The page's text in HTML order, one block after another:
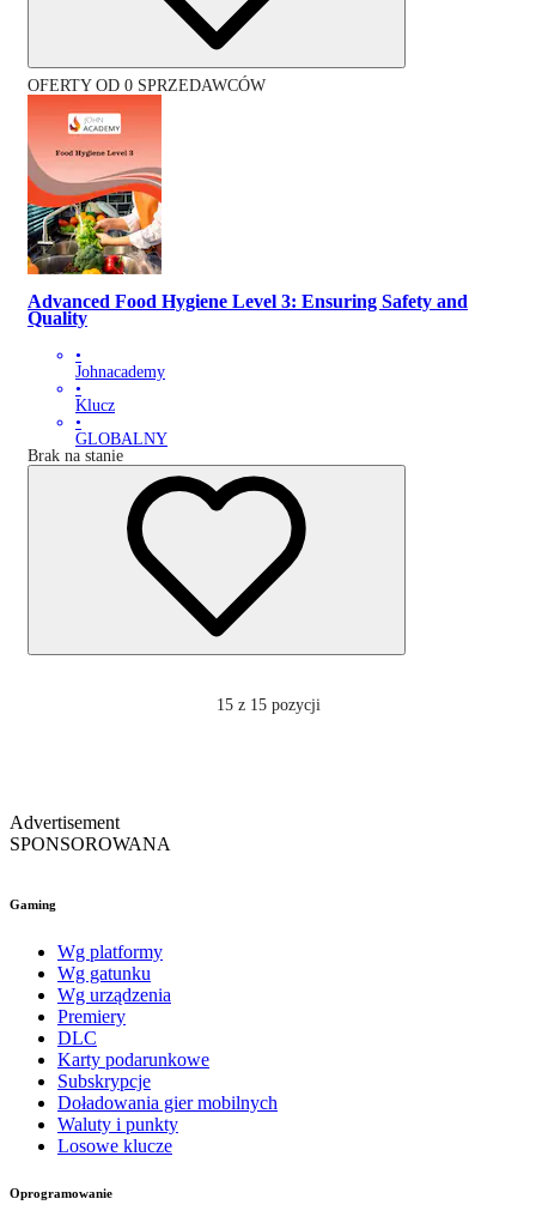
OFERTY OD 0 SPRZEDAWCÓW
Advanced Food Hygiene Level 3: Ensuring Safety and
Quality
•
Johnacademy
•
Klucz
•
GLOBALNY
Brak na stanie
15 z 15 pozycji
Advertisement
SPONSOROWANA
Gaming
Wg platformy
Wg gatunku
Wg urządzenia
Premiery
DLC
Karty podarunkowe
Subskrypcje
Doładowania gier mobilnych
Waluty i punkty
Losowe klucze
Oprogramowanie